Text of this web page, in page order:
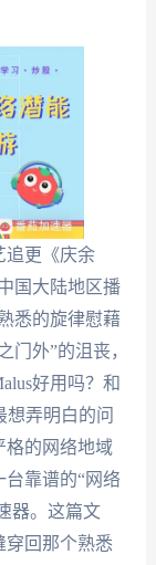
追更《庆余
国大陆地区播
悉的旋律慰藉
门外”的沮丧，
好用吗？和
弄明白的问
格的网络地域
靠谱的“网络
器。这篇文
穿回那个熟悉